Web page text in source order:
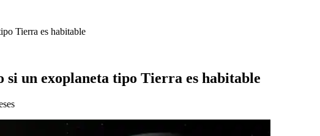
Tierra es habitable
un exoplaneta tipo Tierra es habitable